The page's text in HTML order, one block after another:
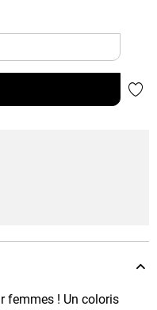
femmes ! Un coloris